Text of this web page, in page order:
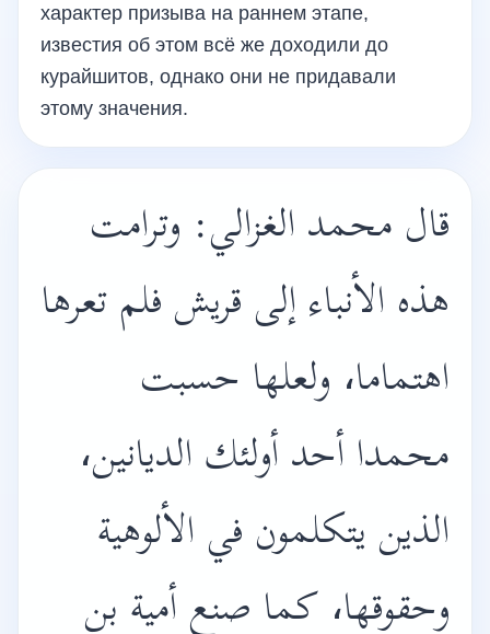
характер призыва на раннем этапе,
известия об этом всё же доходили до
курайшитов, однако они не придавали
этому значения.
قال محمد الغزالي: وترامت
هذه الأنباء إلى قريش فلم تعرها
اهتماما، ولعلها حسبت
محمدا أحد أولئك الديانين،
الذين يتكلمون في الألوهية
وحقوقها، كما صنع أمية بن